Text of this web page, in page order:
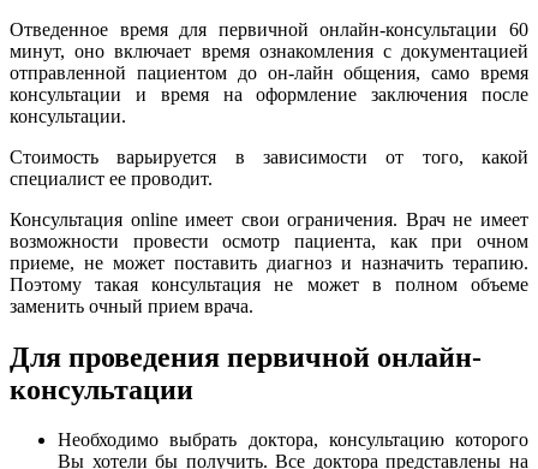
Отведенное время для первичной онлайн-консультации 60
минут, оно включает время ознакомления с документацией
отправленной пациентом до он-лайн общения, само время
консультации и время на оформление заключения после
консультации.
Стоимость варьируется в зависимости от того, какой
специалист ее проводит.
Консультация online имеет свои ограничения. Врач не имеет
возможности провести осмотр пациента, как при очном
приеме, не может поставить диагноз и назначить терапию.
Поэтому такая консультация не может в полном объеме
заменить очный прием врача.
Для проведения первичной онлайн-
консультации
Необходимо выбрать доктора, консультацию которого
Вы хотели бы получить. Все доктора представлены на